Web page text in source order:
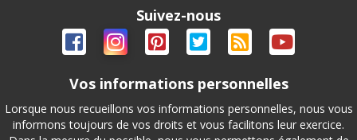
Suivez-nous
Vos informations personnelles
Lorsque nous recueillons vos informations personnelles, nous vous
informons toujours de vos droits et vous facilitons leur exercice.